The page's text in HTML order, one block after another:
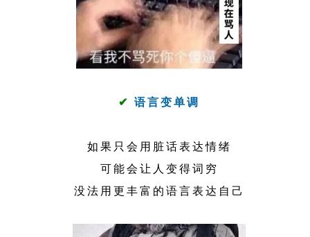
✔ 语言变单调
如果只会用脏话表达情绪
可能会让人变得词穷
没法用更丰富的语言表达自己